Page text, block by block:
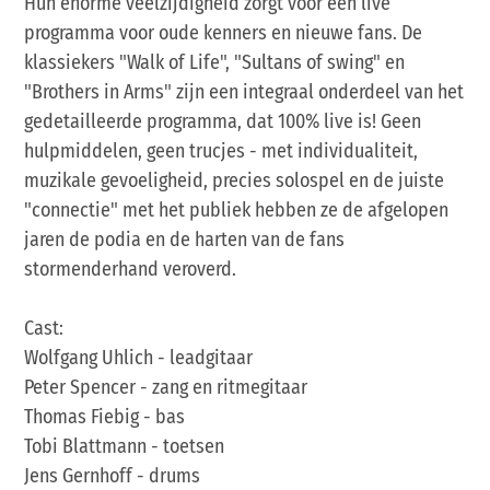
programma voor oude kenners en nieuwe fans. De
klassiekers "Walk of Life", "Sultans of swing" en
"Brothers in Arms" zijn een integraal onderdeel van het
gedetailleerde programma, dat 100% live is! Geen
hulpmiddelen, geen trucjes - met individualiteit,
muzikale gevoeligheid, precies solospel en de juiste
"connectie" met het publiek hebben ze de afgelopen
jaren de podia en de harten van de fans
stormenderhand veroverd.
Cast:
Wolfgang Uhlich - leadgitaar
Peter Spencer - zang en ritmegitaar
Thomas Fiebig - bas
Tobi Blattmann - toetsen
Jens Gernhoff - drums